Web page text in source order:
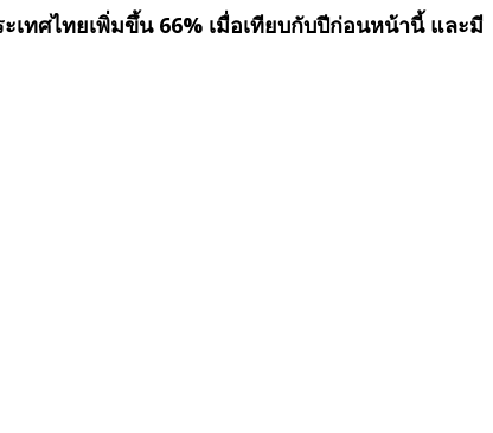
ทศไทยเพิ่มขึ้น 66% เมื่อเทียบกับปีก่อนหน้านี้ และมี